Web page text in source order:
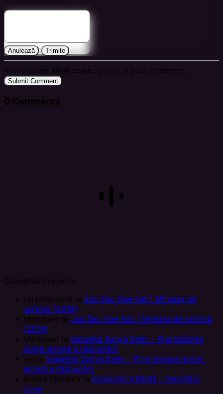
Anulează Trimite
You can use Markdown syntax in your comment.
Submit Comment
0 Comments
Comentarii recente
taramul-asiei
la Jao Sao Gae Kat / Mireasa de
schimb (2019)
Mariageo la Jao Sao Gae Kat / Mireasa de schimb
(2019)
Mariageo la Sanaeha Sunya Kaen – Promisiunea
dulce-amară a răzbunării
avi
la Sanaeha Sunya Kaen – Promisiunea dulce-
amară a răzbunării
Bocea Florenta la Dragoste trădată – Deceitful
Love